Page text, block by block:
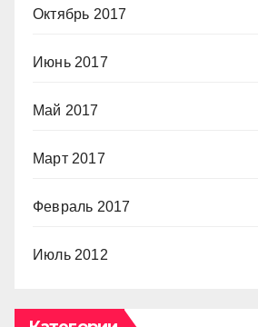
Октябрь 2017
Июнь 2017
Май 2017
Март 2017
Февраль 2017
Июль 2012